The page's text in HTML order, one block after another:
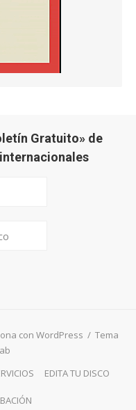
Gratuito» de
con WordPress / Tema
EDITA TU DISCO